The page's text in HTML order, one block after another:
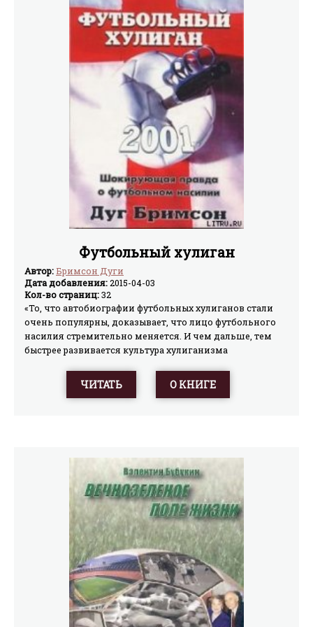
Футбольный хулиган
Автор:Бримсон Дуги
Дата добавления:2015-04-03
Кол-во страниц:32
«То, что автобиографии футбольных хулиганов стали
очень популярны, доказывает, что лицо футбольного
насилия стремительно меняется. И чем дальше, тем
быстрее развивается культура хулиганизма
захватывающим это становится для участников.
Соблазн стать членом „фирмы“ заставляет людей
становится для хулиганов. Так это и продолжается
долгие годы. Замкнутый круг.Все это действительно
пугает меня, и данная книга целиком посвящена
процессам развития футбольного насилия. В ней
исследуется, почему и как эти перемены происходят, и
представляется свежий взгляд на проблему
хулиганизма, значительно изменившуюся за
последние несколько лет. Что более важно, в этой
книге изложены мои взгляды на то, как данную
проблему можно решить.»Дуги Бримсон
ЧИТАТЬ О КНИГЕ